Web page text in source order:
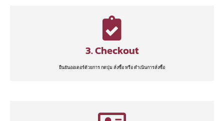
3. Checkout
ยืนยันออเดอร์ด้วยการ กดปุ่ม สั่งซื้อ หรือ ดำเนินการสั่งซื้อ